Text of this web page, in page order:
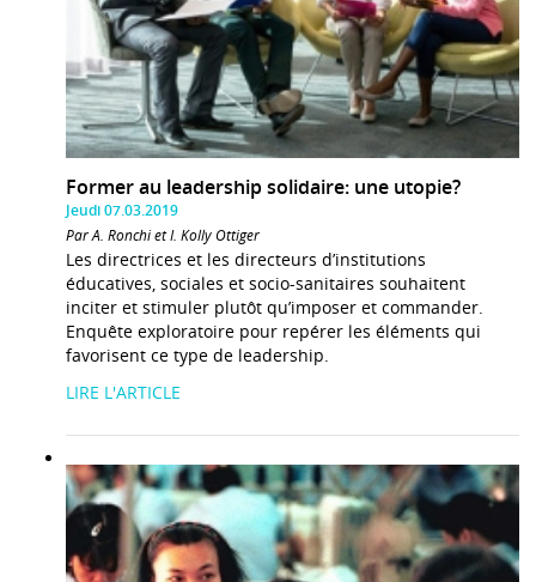
Former au leadership solidaire: une utopie?
Jeudi 07.03.2019
Par A. Ronchi et I. Kolly Ottiger
Les directrices et les directeurs d’institutions
éducatives, sociales et socio-sanitaires souhaitent
inciter et stimuler plutôt qu’imposer et commander.
Enquête exploratoire pour repérer les éléments qui
favorisent ce type de leadership.
LIRE L'ARTICLE